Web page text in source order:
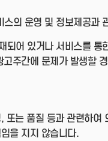
스의 운영 및 정보제공과
되어 있거나 서비스를
고주간에 문제가 발생할
또는 품질 등과 관련하
을 지지 않습니다.